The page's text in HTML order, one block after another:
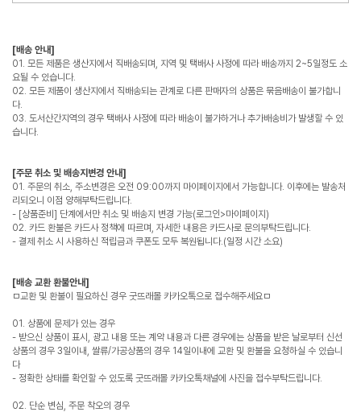
[배송 안내]
01. 모든 제품은 생산지에서 직배송되며, 지역 및 택배사 사정에 따라 배송까지 2~5일정도 소
요될 수 있습니다.
02. 모든 제품이 생산지에서 직배송되는 관계로 다른 판매자의 상품은 묶음배송이 불가합니
다.
03. 도서산간지역의 경우 택배사 사정에 따라 배송이 불가하거나 추가배송비가 발생할 수 있
습니다.
[주문 취소 및 배송지변경 안내]
01. 주문의 취소, 주소변경은 오전 09:00까지 마이페이지에서 가능합니다. 이후에는 발송처
리되오니 이점 양해부탁드립니다.
- [상품준비] 단계에서만 취소 및 배송지 변경 가능(로그인>마이페이지)
02. 카드 환불은 카드사 정책에 따르며, 자세한 내용은 카드사로 문의부탁드립니다.
- 결제 취소 시 사용하신 적립금과 쿠폰도 모두 복원됩니다.(일정 시간 소요)
[배송 교환 환불안내]
ㅁ교환 및 환불이 필요하신 경우 굿뜨래몰 카카오톡으로 접수해주세요ㅁ
01. 상품에 문제가 있는 경우
- 받으신 상품이 표시, 광고 내용 또는 계약 내용과 다른 경우에는 상품을 받은 날로부터 신선
상품의 경우 3일이내, 쌀류/가공상품의 경우 14일이내에 교환 및 환불을 요청하실 수 있습니
다
- 정확한 상태를 확인할 수 있도록 굿뜨래몰 카카오톡채널에 사진을 접수부탁드립니다.
02. 단순 변심, 주문 착오의 경우